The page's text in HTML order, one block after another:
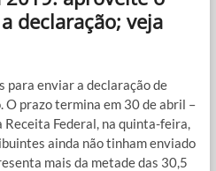
declaração; veja
para enviar a declaração de
O prazo termina em 30 de abril –
Federal, na quinta-feira,
ainda não tinham enviado
mais da metade das 30,5